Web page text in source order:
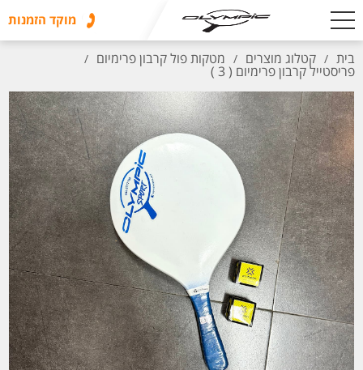
מוקד הזמנות
בית / קטלוג מוצרים / מטקות פול קרבון פרימיום /
פריסטייל קרבון פרימיום ( 3 )